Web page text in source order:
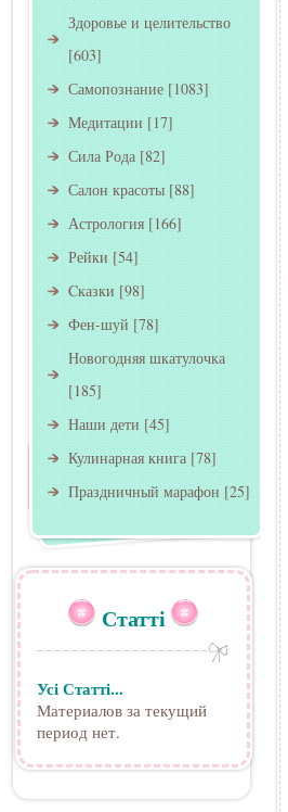
Здоровье и целительство
[603]
Самопознание [1083]
Медитации [17]
Сила Рода [82]
Салон красоты [88]
Астрология [166]
Рейки [54]
Cказки [98]
Фен-шуй [78]
Новогодняя шкатулочка
[185]
Наши дети [45]
Кулинарная книга [78]
Праздничный марафон [25]
Статті
Усі Статті...
Материалов за текущий
период нет.